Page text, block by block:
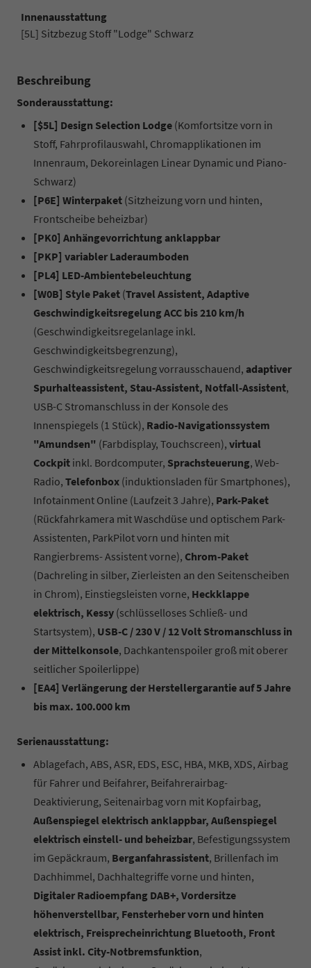
Innenausstattung
[5L] Sitzbezug Stoff "Lodge" Schwarz
Beschreibung
Sonderausstattung:
[$5L] Design Selection Lodge (Komfortsitze vorn in
Stoff, Fahrprofilauswahl, Chromapplikationen im
Innenraum, Dekoreinlagen Linear Dynamic und Piano-
Schwarz)
[P6E] Winterpaket (Sitzheizung vorn und hinten,
Frontscheibe beheizbar)
[PK0] Anhängevorrichtung anklappbar
[PKP] variabler Laderaumboden
[PL4] LED-Ambientebeleuchtung
[W0B] Style Paket (Travel Assistent, Adaptive
Geschwindigkeitsregelung ACC bis 210 km/h
(Geschwindigkeitsregelanlage inkl.
Geschwindigkeitsbegrenzung),
Geschwindigkeitsregelung vorrausschauend, adaptiver
Spurhalteassistent, Stau-Assistent, Notfall-Assistent,
USB-C Stromanschluss in der Konsole des
Innenspiegels (1 Stück), Radio-Navigationssystem
"Amundsen" (Farbdisplay, Touchscreen), virtual
Cockpit inkl. Bordcomputer, Sprachsteuerung, Web-
Radio, Telefonbox (induktionsladen für Smartphones),
Infotainment Online (Laufzeit 3 Jahre), Park-Paket
(Rückfahrkamera mit Waschdüse und optischem Park-
Assistenten, ParkPilot vorn und hinten mit
Rangierbrems- Assistent vorne), Chrom-Paket
(Dachreling in silber, Zierleisten an den Seitenscheiben
in Chrom), Einstiegsleisten vorne, Heckklappe
elektrisch, Kessy (schlüsselloses Schließ- und
Startsystem), USB-C / 230 V / 12 Volt Stromanschluss in
der Mittelkonsole, Dachkantenspoiler groß mit oberer
seitlicher Spoilerlippe)
[EA4] Verlängerung der Herstellergarantie auf 5 Jahre
bis max. 100.000 km
Serienausstattung:
Ablagefach, ABS, ASR, EDS, ESC, HBA, MKB, XDS, Airbag
für Fahrer und Beifahrer, Beifahrerairbag-
Deaktivierung, Seitenairbag vorn mit Kopfairbag,
Außenspiegel elektrisch anklappbar, Außenspiegel
elektrisch einstell- und beheizbar, Befestigungssystem
im Gepäckraum, Berganfahrassistent, Brillenfach im
Dachhimmel, Dachhaltegriffe vorne und hinten,
Digitaler Radioempfang DAB+, Vordersitze
höhenverstellbar, Fensterheber vorn und hinten
elektrisch, Freisprecheinrichtung Bluetooth, Front
Assist inkl. City-Notbremsfunktion,